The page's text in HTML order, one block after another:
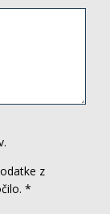
z
*